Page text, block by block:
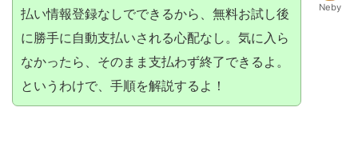
払い情報登録なしでできるから、無料お試し後
に勝手に自動支払いされる心配なし。気に入ら
なかったら、そのまま支払わず終了できるよ。
というわけで、手順を解説するよ！
Neby